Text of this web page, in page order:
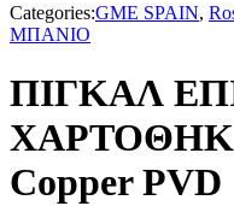
Categories:GME SPAIN,
ΜΠΑΝΙΟ
ΠΙΓΚΑΛ
Copper PVD